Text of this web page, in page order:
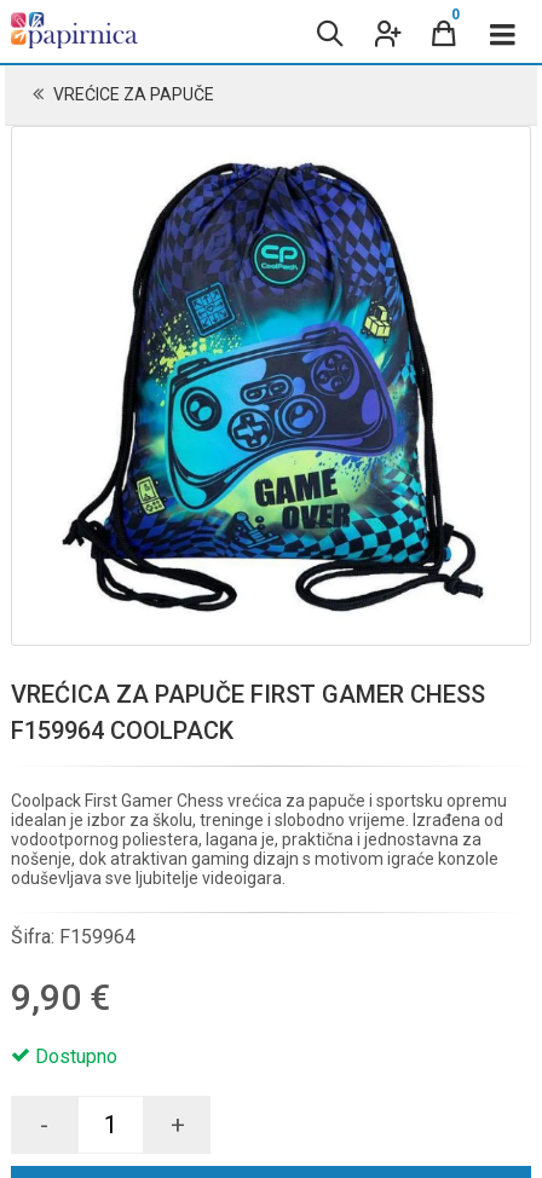
0
VREĆICE ZA PAPUČE
VREĆICA ZA PAPUČE FIRST GAMER CHESS
F159964 COOLPACK
Coolpack First Gamer Chess vrećica za papuče i sportsku opremu
idealan je izbor za školu, treninge i slobodno vrijeme. Izrađena od
vodootpornog poliestera, lagana je, praktična i jednostavna za
nošenje, dok atraktivan gaming dizajn s motivom igraće konzole
oduševljava sve ljubitelje videoigara.
Šifra: F159964
9,90 €
Dostupno
- +